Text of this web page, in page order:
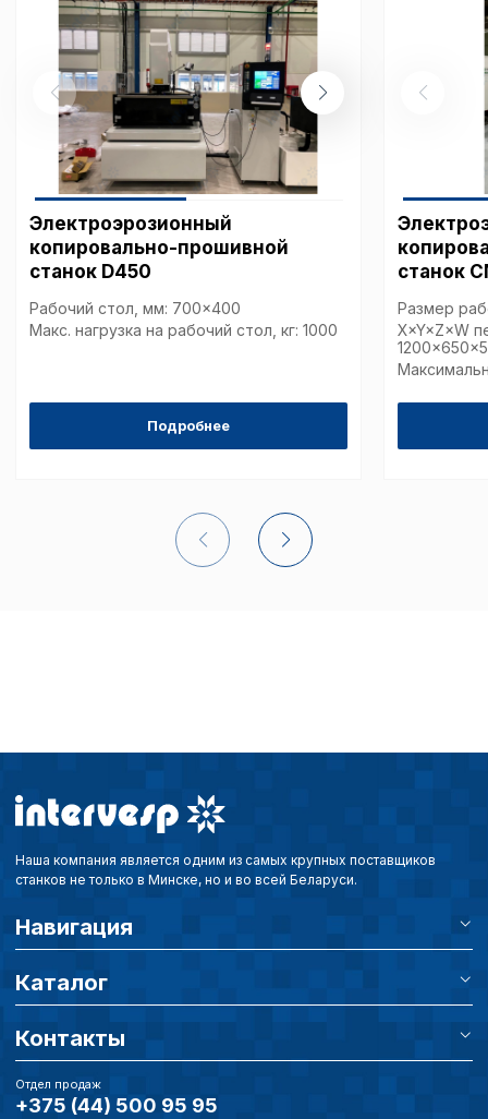
Электроэрозионный
копировально-прошивной
станок D450
Рабочий стол, мм: 700x400
Макс. нагрузка на рабочий стол, кг: 1000
Подробнее
станок
Размер
X×Y×Z×W
Наша компания является одним из самых крупных поставщиков
станков не только в Минске, но и во всей Беларуси.
Навигация
Каталог
Контакты
Отдел продаж
+375 (44) 500 95 95